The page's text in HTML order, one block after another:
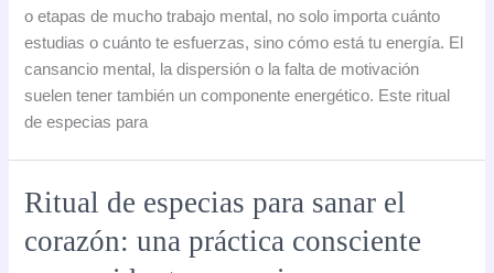
mejorar
trabajo
o etapas de mucho trabajo mental, no solo importa cuánto
estudias o cuánto te esfuerzas, sino cómo está tu energía. El
cansancio mental, la dispersión o la falta de motivación
suelen tener también un componente energético. Este ritual
de especias para
Ritual de especias para sanar el
corazón: una práctica consciente